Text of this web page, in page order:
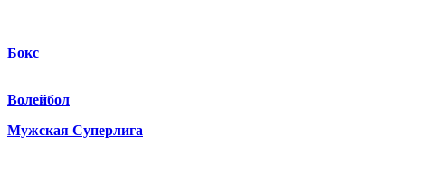
Бокс
Волейбол
Мужская Суперлига